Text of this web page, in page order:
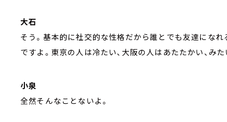
大石
そう。基本的に社交的な性格だから誰とでも友達にな
ですよ。東京の人は冷たい、大阪の人はあたたかい、みた
小泉
全然そんなことないよ。